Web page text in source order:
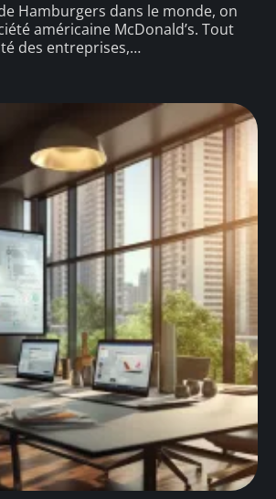
Hamburgers dans le monde, on
américaine McDonald’s. Tout
des entreprises,…